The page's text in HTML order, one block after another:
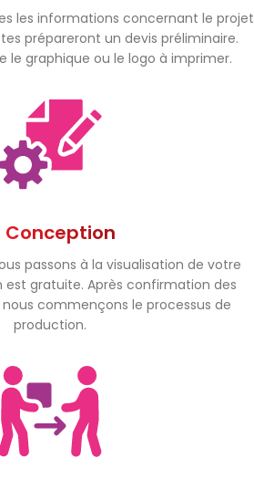
les informations concernant le projet
prépareront un devis préliminaire.
le graphique ou le logo à imprimer.
Conception
passons à la visualisation de votre
est gratuite. Après confirmation des
commençons le processus de
production.